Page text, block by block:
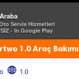
Servis Hizmetleri
- In Google Play
1.0 Araç Bakımı
1.0